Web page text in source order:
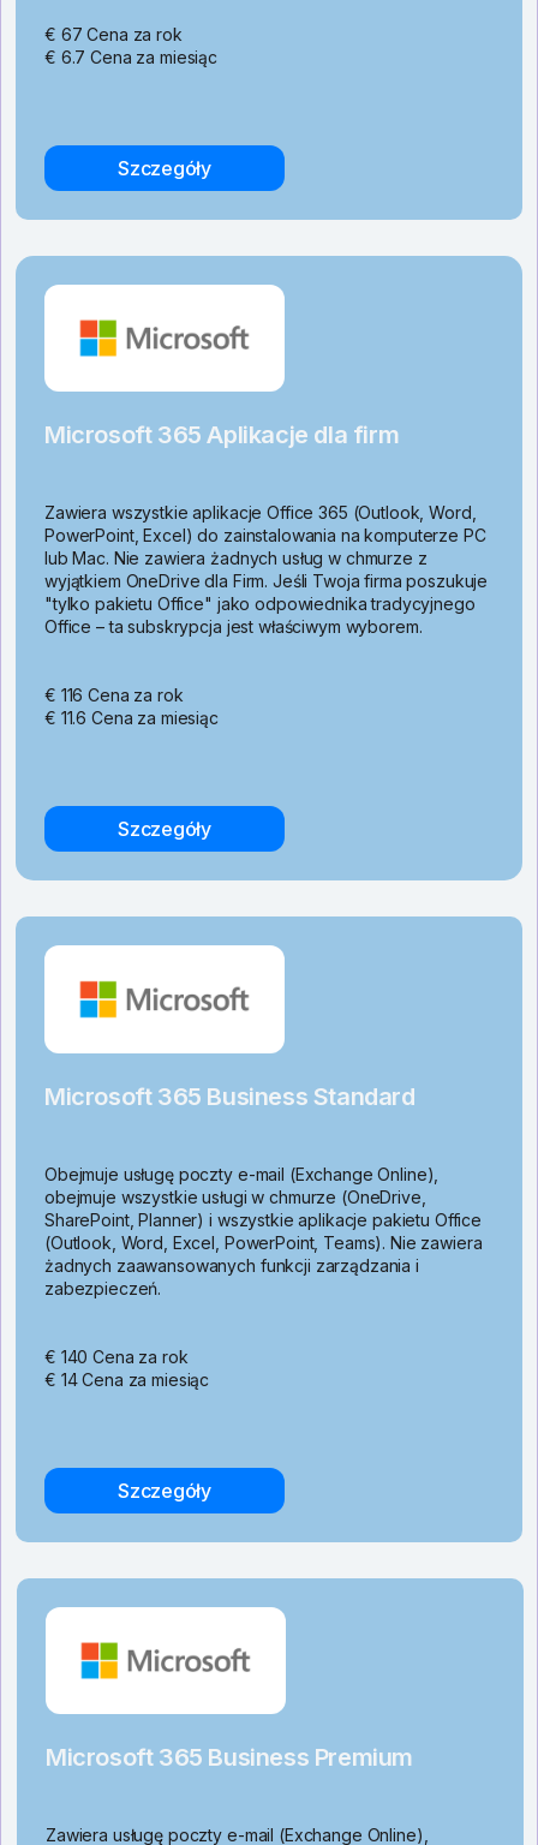
€ 67 Cena za rok
€ 6.7 Cena za miesiąc
Szczegóły
Microsoft 365 Aplikacje dla firm
Zawiera wszystkie aplikacje Office 365 (Outlook, Word,
PowerPoint, Excel) do zainstalowania na komputerze PC
lub Mac. Nie zawiera żadnych usług w chmurze z
wyjątkiem OneDrive dla Firm. Jeśli Twoja firma poszukuje
"tylko pakietu Office" jako odpowiednika tradycyjnego
Office – ta subskrypcja jest właściwym wyborem.
€ 116 Cena za rok
€ 11.6 Cena za miesiąc
Szczegóły
Microsoft 365 Business Standard
Obejmuje usługę poczty e-mail (Exchange Online),
obejmuje wszystkie usługi w chmurze (OneDrive,
SharePoint, Planner) i wszystkie aplikacje pakietu Office
(Outlook, Word, Excel, PowerPoint, Teams). Nie zawiera
żadnych zaawansowanych funkcji zarządzania i
zabezpieczeń.
€ 140 Cena za rok
€ 14 Cena za miesiąc
Szczegóły
Microsoft 365 Business Premium
Zawiera usługę poczty e-mail (Exchange Online),